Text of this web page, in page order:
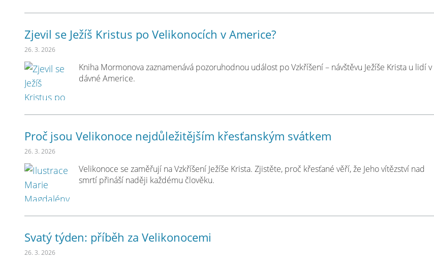
Zjevil se Ježíš Kristus po Velikonocích v Americe?
26. 3. 2026
Kniha Mormonova zaznamenává pozoruhodnou událost po Vzkříšení – návštěvu Ježíše Krista u lidí v
dávné Americe.
Proč jsou Velikonoce nejdůležitějším křesťanským svátkem
26. 3. 2026
Velikonoce se zaměřují na Vzkříšení Ježíše Krista. Zjistěte, proč křesťané věří, že Jeho vítězství nad
smrtí přináší naději každému člověku.
Svatý týden: příběh za Velikonocemi
26. 3. 2026